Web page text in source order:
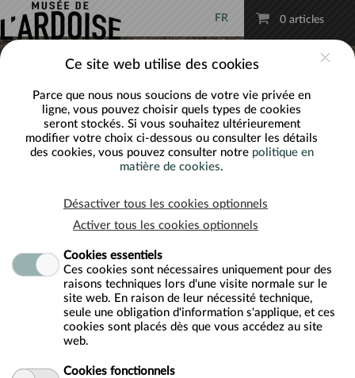
Compte
FR 0 articles
Bienvenue dans la boutique
en ligne
Ce site web utilise des cookies
Parce que nous nous soucions de votre vie privée en
ligne, vous pouvez choisir quels types de cookies
seront stockés. Si vous souhaitez ultérieurement
modifier votre choix ci-dessous ou consulter les détails
des cookies, vous pouvez consulter notre politique en
matière de cookies.
Désactiver tous les cookies optionnels
Activer tous les cookies optionnels
Cookies essentiels
Ces cookies sont nécessaires uniquement pour des
raisons techniques lors d'une visite normale sur le
site web. En raison de leur nécessité technique,
seule une obligation d'information s'applique, et ces
cookies sont placés dès que vous accédez au site
web.
Cookies fonctionnels